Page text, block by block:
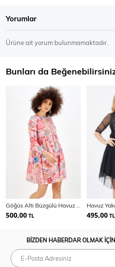
Yorumlar
Ürüne ait yorum bulunmamaktadır.
Bunları da
500,00 TL 495,00 TL
BİZDEN HABERDAR OLMAK